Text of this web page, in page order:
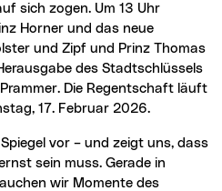
sich zogen. Um 13 Uhr
Horner und das neue
und Zipf und Prinz Thomas
des Stadtschlüssels
Die Regentschaft läuft
17. Februar 2026.
sein muss. Gerade in
wir Momente des